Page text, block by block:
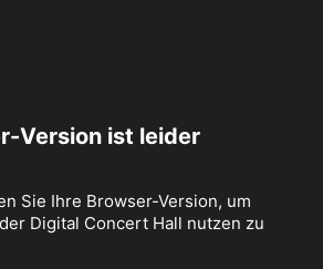
Version ist leider
Sie Ihre Browser-Version, um
Digital Concert Hall nutzen zu